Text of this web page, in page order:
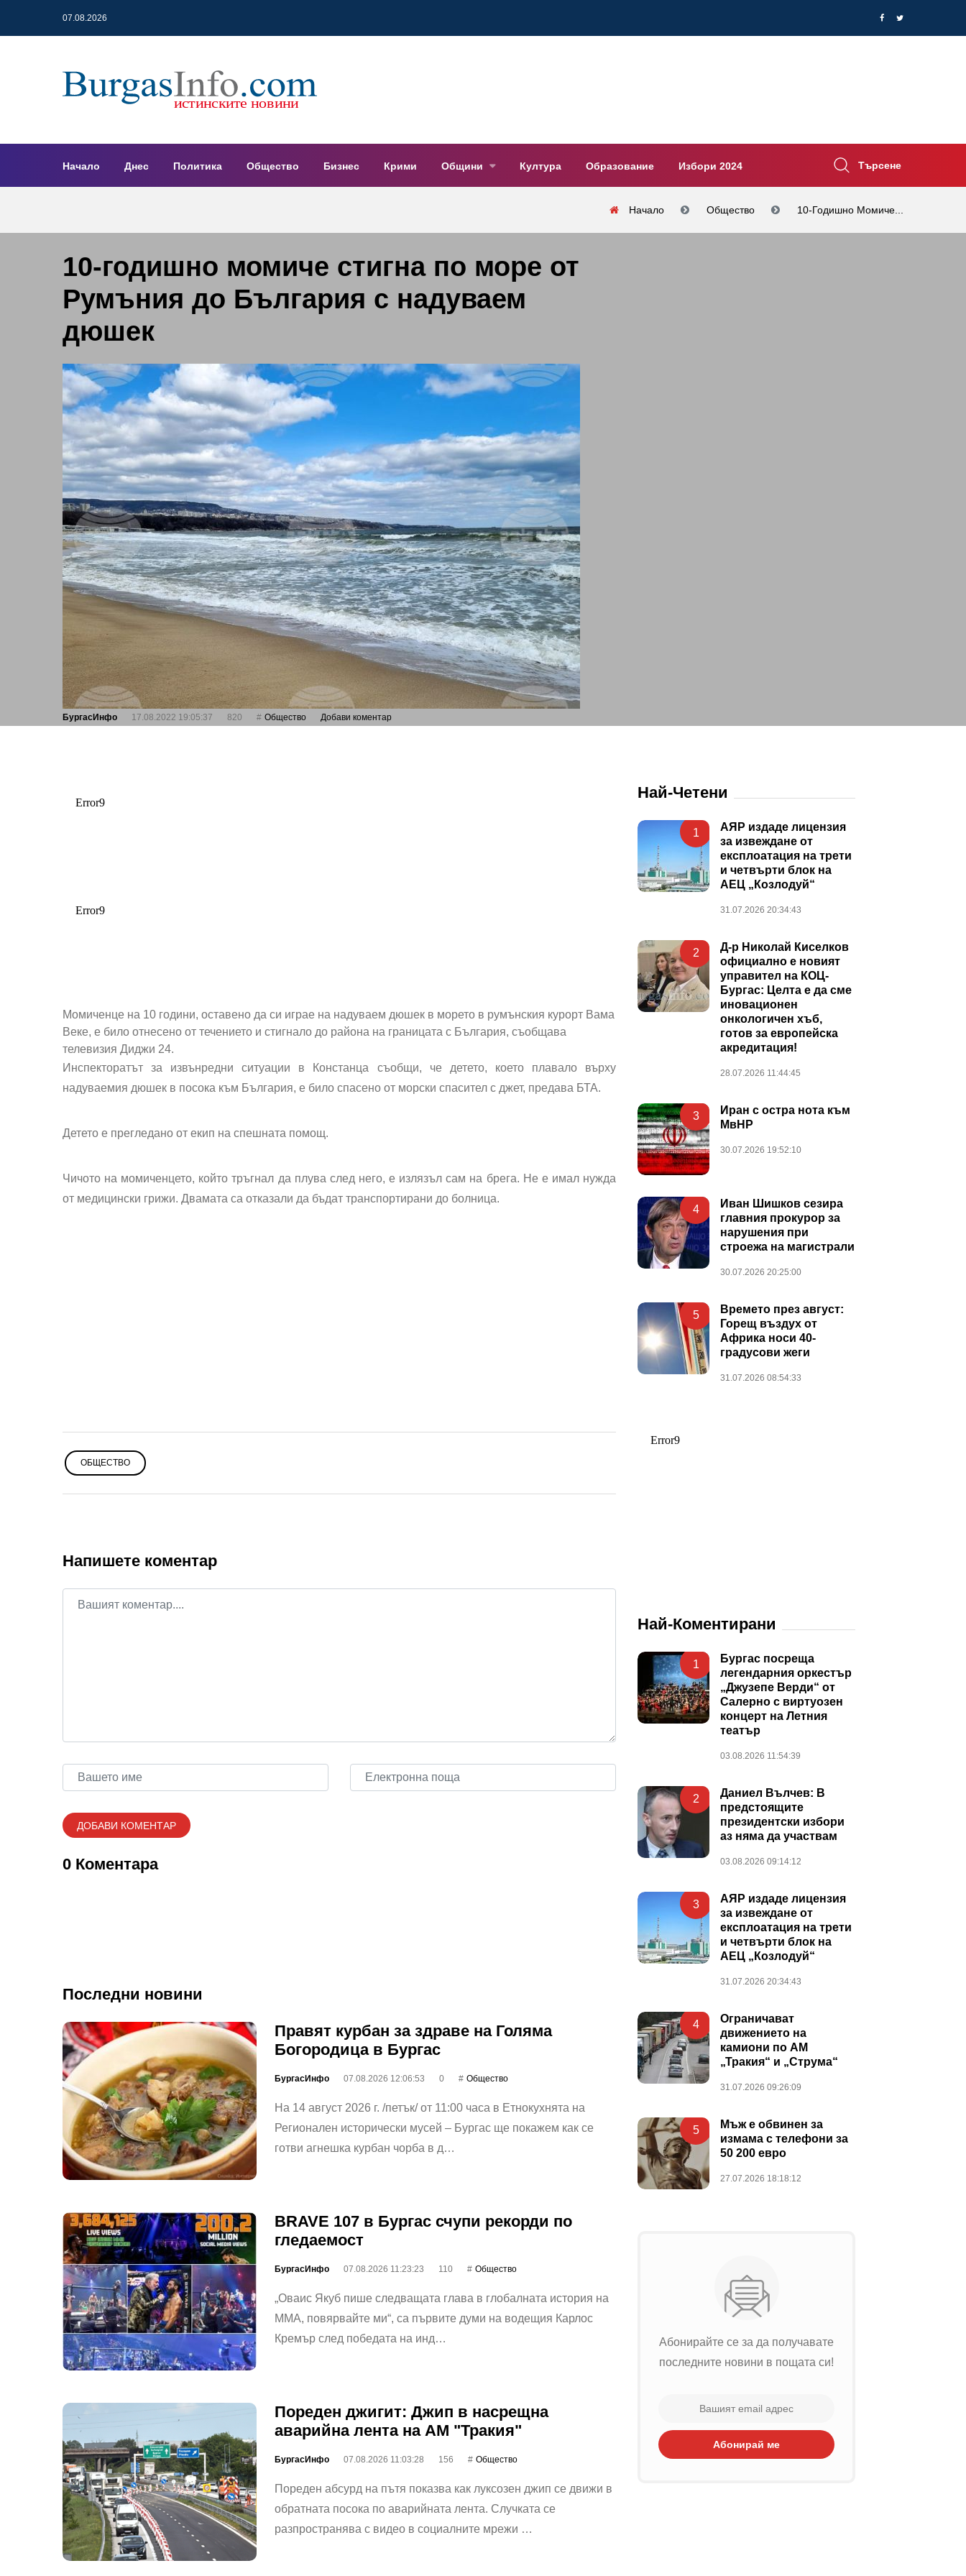
07.08.2026
Начало Днес Политика Общество Бизнес Крими Общини Култура Образование Избори 2024 Търсене
Начало Общество 10-Годишно Момиче...
10-годишно момиче стигна по море от
Румъния до България с надуваем
дюшек
БургасИнфо 17.08.2022 19:05:37 820 Общество Добави коментар
Момиченце на 10 години, оставено да си играе на надуваем дюшек в морето в румънския курорт Вама
Веке, е било отнесено от течението и стигнало до района на границата с България, съобщава
телевизия Диджи 24.
Инспекторатът за извънредни ситуации в Констанца съобщи, че детето, което плавало върху
надуваемия дюшек в посока към България, е било спасено от морски спасител с джет, предава БТА.
Детето е прегледано от екип на спешната помощ.
Чичото на момиченцето, който тръгнал да плува след него, е излязъл сам на брега. Не е имал нужда
от медицински грижи. Двамата са отказали да бъдат транспортирани до болница.
ОБЩЕСТВО
Напишете коментар
0 Коментара
Последни новини
Правят курбан за здраве на Голяма
Богородица в Бургас
БургасИнфо 07.08.2026 12:06:53 0 Общество
На 14 август 2026 г. /петък/ от 11:00 часа в Етнокухнята на
Регионален исторически мусей – Бургас ще покажем как се
готви агнешка курбан чорба в д…
BRAVE 107 в Бургас счупи рекорди по
гледаемост
БургасИнфо 07.08.2026 11:23:23 110 Общество
„Оваис Якуб пише следващата глава в глобалната история на
ММА, повярвайте ми“, са първите думи на водещия Карлос
Кремър след победата на инд…
Пореден джигит: Джип в насрещна
аварийна лента на АМ "Тракия"
БургасИнфо 07.08.2026 11:03:28 156 Общество
Пореден абсурд на пътя показва как луксозен джип се движи в
обратната посока по аварийната лента. Случката се
разпространява с видео в социалните мрежи …
Най-Четени
1
АЯР издаде лицензия
за извеждане от
експлоатация на трети
и четвърти блок на
АЕЦ „Козлодуй“
31.07.2026 20:34:43
2
Д-р Николай Киселков
официално е новият
управител на КОЦ-
Бургас: Целта е да сме
иновационен
онкологичен хъб,
готов за европейска
акредитация!
28.07.2026 11:44:45
3
Иран с остра нота към
МвНР
30.07.2026 19:52:10
4
Иван Шишков сезира
главния прокурор за
нарушения при
строежа на магистрали
30.07.2026 20:25:00
5
Времето през август:
Горещ въздух от
Африка носи 40-
градусови жеги
31.07.2026 08:54:33
Най-Коментирани
1
Бургас посреща
легендарния оркестър
„Джузепе Верди“ от
Салерно с виртуозен
концерт на Летния
театър
03.08.2026 11:54:39
2
Даниел Вълчев: В
предстоящите
президентски избори
аз няма да участвам
03.08.2026 09:14:12
3
АЯР издаде лицензия
за извеждане от
експлоатация на трети
и четвърти блок на
АЕЦ „Козлодуй“
31.07.2026 20:34:43
4
Ограничават
движението на
камиони по АМ
„Тракия“ и „Струма“
31.07.2026 09:26:09
5
Мъж е обвинен за
измама с телефони за
50 200 евро
27.07.2026 18:18:12
Абонирайте се за да получавате
последните новини в пощата си!
Абонирай ме